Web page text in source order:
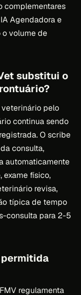
complementares
Agendadora e
volume de
substitui o
pelo
continua sendo
O scribe
consulta,
automaticamente
exame físico,
revisa,
típica de tempo
consulta para 2-5
regulamenta